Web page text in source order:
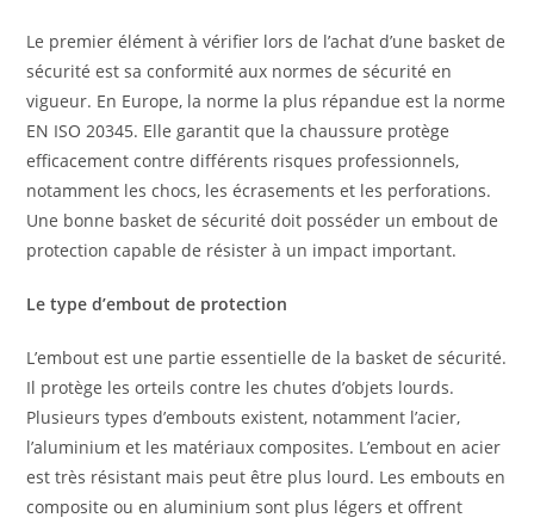
Le premier élément à vérifier lors de l’achat d’une basket de
sécurité est sa conformité aux normes de sécurité en
vigueur. En Europe, la norme la plus répandue est la norme
EN ISO 20345. Elle garantit que la chaussure protège
efficacement contre différents risques professionnels,
notamment les chocs, les écrasements et les perforations.
Une bonne basket de sécurité doit posséder un embout de
protection capable de résister à un impact important.
Le type d’embout de protection
L’embout est une partie essentielle de la basket de sécurité.
Il protège les orteils contre les chutes d’objets lourds.
Plusieurs types d’embouts existent, notamment l’acier,
l’aluminium et les matériaux composites. L’embout en acier
est très résistant mais peut être plus lourd. Les embouts en
composite ou en aluminium sont plus légers et offrent